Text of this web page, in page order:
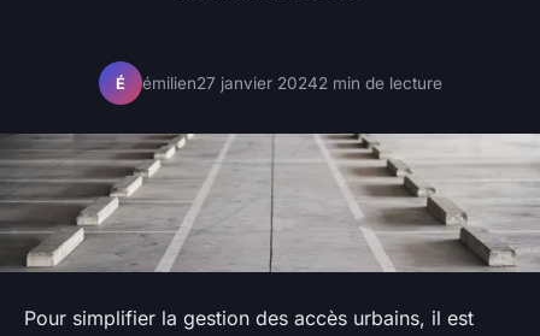
É émilien27 janvier 20242 min de lecture
Pour simplifier la gestion des accès urbains, il est